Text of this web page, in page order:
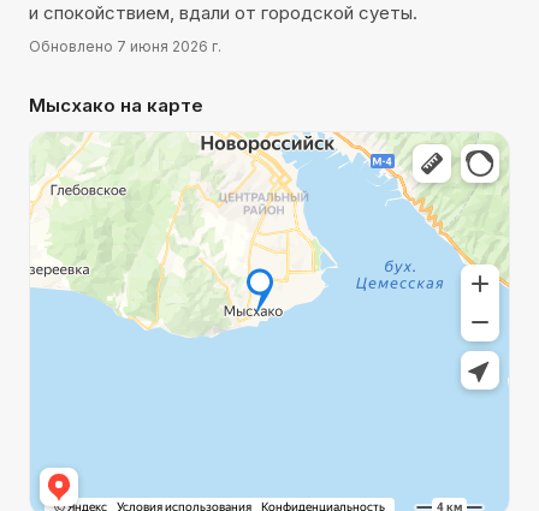
и спокойствием, вдали от городской суеты.
Обновлено 7 июня 2026 г.
Мысхако на карте